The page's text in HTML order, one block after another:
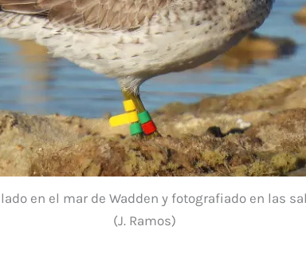
en el mar de Wadden y fotografiado en las
(J. Ramos)